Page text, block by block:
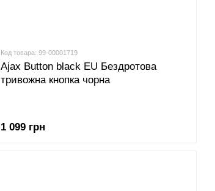
Код товара: 99-00001719
Ajax Button black EU Бездротова
тривожна кнопка чорна
1 099 грн